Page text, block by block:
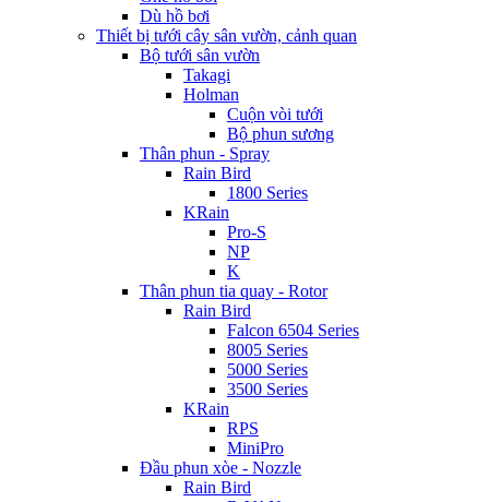
Dù hồ bơi
Thiết bị tưới cây sân vườn, cảnh quan
Bộ tưới sân vườn
Takagi
Holman
Cuộn vòi tưới
Bộ phun sương
Thân phun - Spray
Rain Bird
1800 Series
KRain
Pro-S
NP
K
Thân phun tia quay - Rotor
Rain Bird
Falcon 6504 Series
8005 Series
5000 Series
3500 Series
KRain
RPS
MiniPro
Đầu phun xòe - Nozzle
Rain Bird